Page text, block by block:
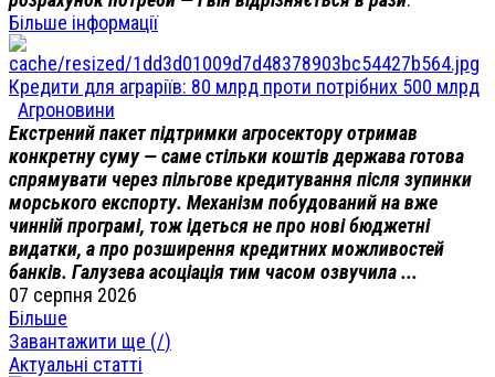
Більше інформації
Кредити для аграріїв: 80 млрд проти потрібних 500 млрд
Агроновини
Екстрений пакет підтримки агросектору отримав
конкретну суму — саме стільки коштів держава готова
спрямувати через пільгове кредитування після зупинки
морського експорту. Механізм побудований на вже
чинній програмі, тож ідеться не про нові бюджетні
видатки, а про розширення кредитних можливостей
банків. Галузева асоціація тим часом озвучила ...
07 серпня 2026
Більше
Завантажити ще (/)
Актуальні статті